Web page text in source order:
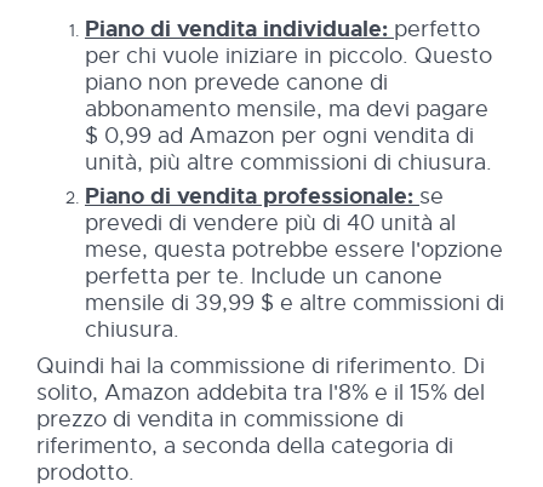
Piano di vendita individuale: perfetto
per chi vuole iniziare in piccolo. Questo
piano non prevede canone di
abbonamento mensile, ma devi pagare
$ 0,99 ad Amazon per ogni vendita di
unità, più altre commissioni di chiusura.
Piano di vendita professionale: se
prevedi di vendere più di 40 unità al
mese, questa potrebbe essere l'opzione
perfetta per te. Include un canone
mensile di 39,99 $ e altre commissioni di
chiusura.
Quindi hai la commissione di riferimento. Di
solito, Amazon addebita tra l'8% e il 15% del
prezzo di vendita in commissione di
riferimento, a seconda della categoria di
prodotto.